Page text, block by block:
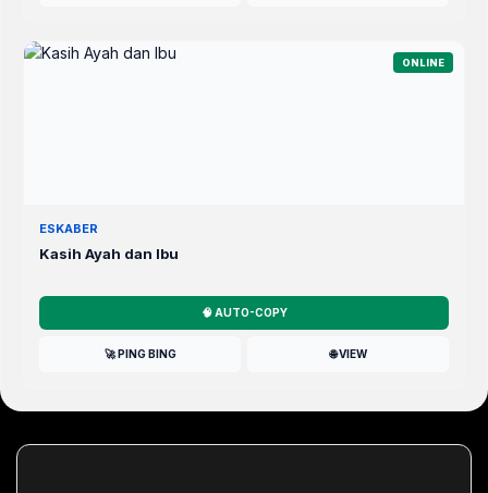
ONLINE
ESKABER
Kasih Ayah dan Ibu
🧠 AUTO-COPY
🚀 PING BING 🌐 VIEW